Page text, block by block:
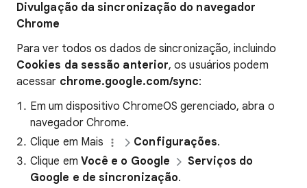
Divulgação da sincronização do navegador
Chrome
Para ver todos os dados de sincronização, incluindo
Cookies da sessão anterior, os usuários podem
acessar chrome.google.com/sync:
Em um dispositivo ChromeOS gerenciado, abra o
navegador Chrome.
Clique em Mais
Configurações.
Clique em Você e o Google
Serviços do
Google e de sincronização.